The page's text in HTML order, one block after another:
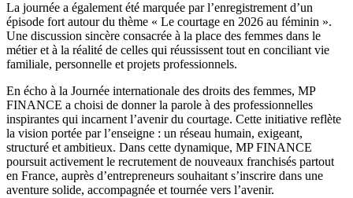
La journée a également été marquée par l’enregistrement d’un
épisode fort autour du thème « Le courtage en 2026 au féminin ».
Une discussion sincère consacrée à la place des femmes dans le
métier et à la réalité de celles qui réussissent tout en conciliant vie
familiale, personnelle et projets professionnels.
En écho à la Journée internationale des droits des femmes, MP
FINANCE a choisi de donner la parole à des professionnelles
inspirantes qui incarnent l’avenir du courtage. Cette initiative reflète
la vision portée par l’enseigne : un réseau humain, exigeant,
structuré et ambitieux. Dans cette dynamique, MP FINANCE
poursuit activement le recrutement de nouveaux franchisés partout
en France, auprès d’entrepreneurs souhaitant s’inscrire dans une
aventure solide, accompagnée et tournée vers l’avenir.